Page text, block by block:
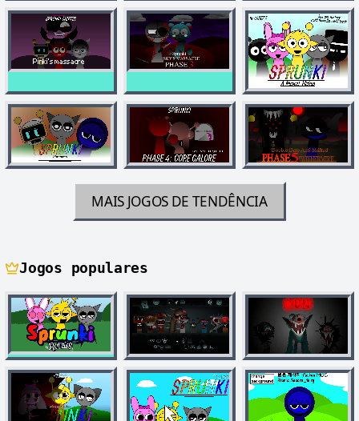
MAIS JOGOS DE TENDÊNCIA
Jogos populares